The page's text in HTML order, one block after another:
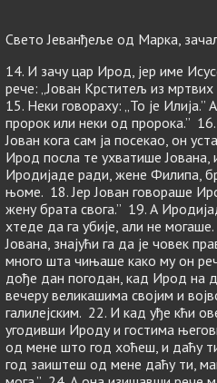
Свето Јеванђеље од Марка,
14. И зачу цар Ирод, јер име
рече: „Јован Крститељ из
15. Неки говораху: „То је Илија.”
пророк или неки од пророка.”
Јован кога сам ја посекао, он
Ирод посла те ухватише Јована,
Иродијаде ради, жене Филипа,
њоме. 18. Јер Јован говораше
жену брата свога.” 19. А
хтеде да га убије, али не
Јована, знајући га да је човек
много шта чињаше како му он
дође дан погодан, кад Ирод на
вечеру великашима својим и
галилејским. 22. И кад уђе кћи
угодивши Ироду и гостима
од мене што год хоћеш, и даћу
год заиштеш од мене даћу ти,